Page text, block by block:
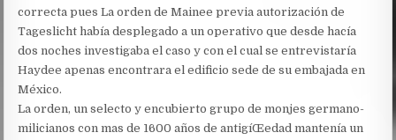
correcta pues La orden de Mainee previa autorización de
Tageslicht había desplegado a un operativo que desde hacía
dos noches investigaba el caso y con el cual se entrevistaría
Haydee apenas encontrara el edificio sede de su embajada en
México.
La orden, un selecto y encubierto grupo de monjes germano-
milicianos con mas de 1600 años de antigíŒedad mantenía un